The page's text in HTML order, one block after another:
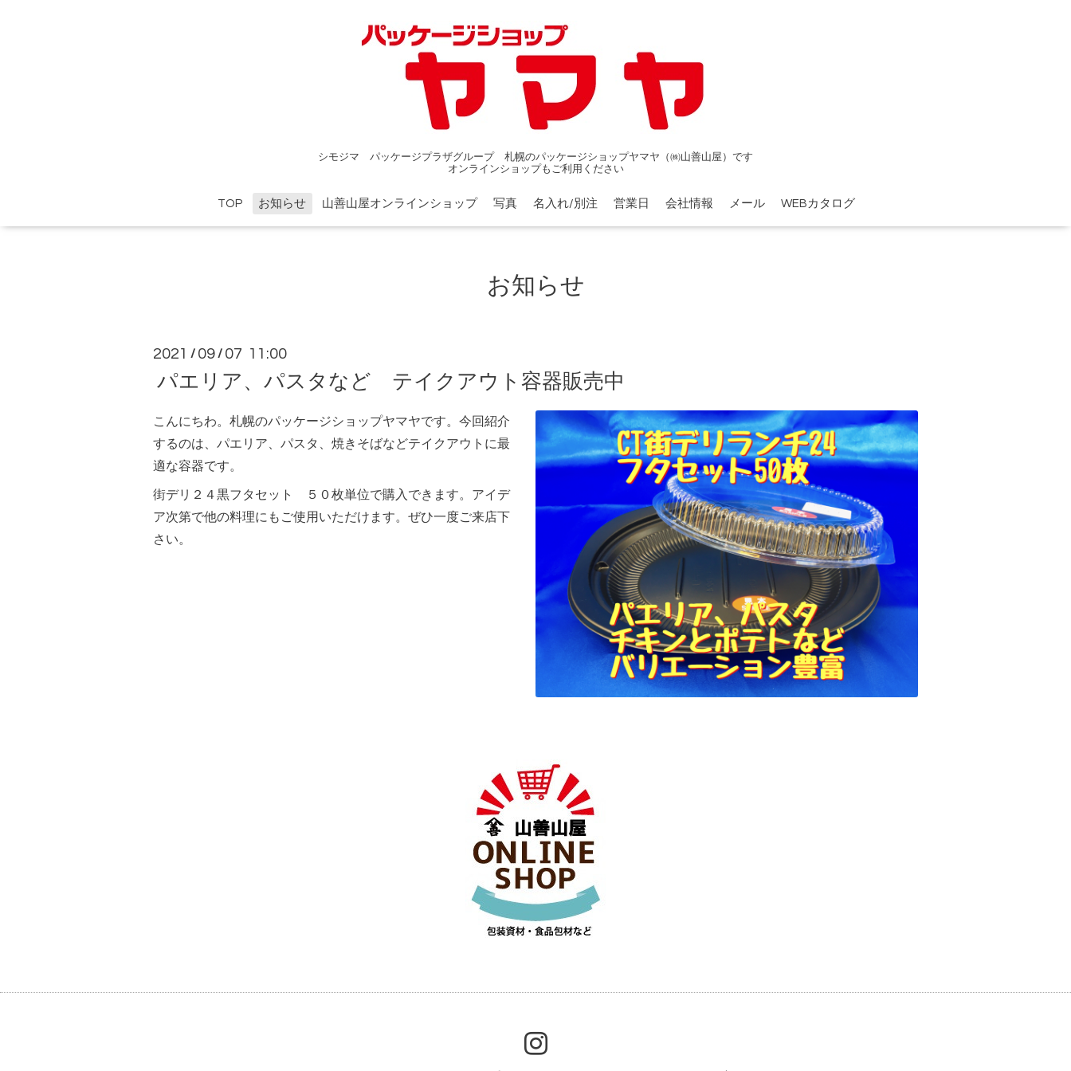
シモジマ パッケージプラザグループ 札幌のパッケージショップヤマヤ（㈱山善山屋）です
オンラインショップもご利用ください
TOP お知らせ 山善山屋オンラインショップ 写真 名入れ/別注 営業日 会社情報 メール WEBカタログ
お知らせ
2021 / 09 / 07 11:00
パエリア、パスタなど テイクアウト容器販売中
こんにちわ。札幌のパッケージショップヤマヤです。今回紹介
するのは、パエリア、パスタ、焼きそばなどテイクアウトに最
適な容器です。
街デリ２４黒フタセット ５０枚単位で購入できます。アイデ
ア次第で他の料理にもご使用いただけます。ぜひ一度ご来店下
さい。